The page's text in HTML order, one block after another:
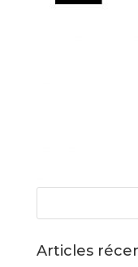
Articles